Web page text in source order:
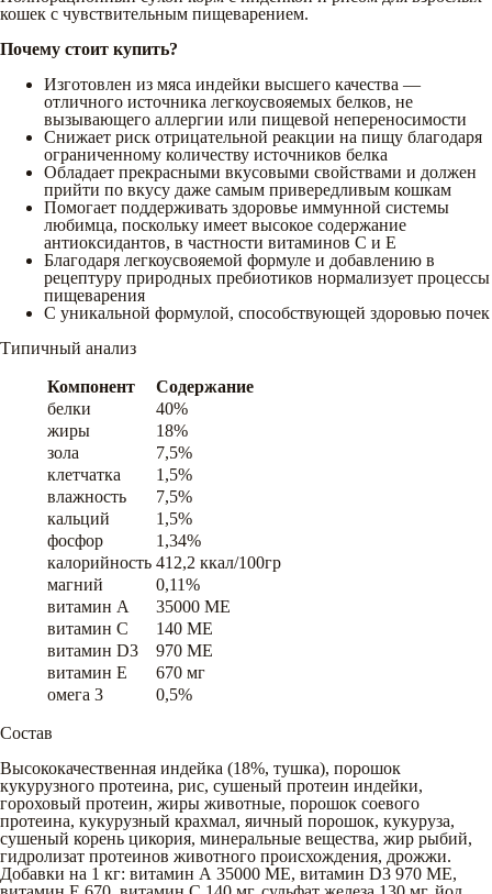
кошек с чувствительным пищеварением.
Почему стоит купить?
Изготовлен из мяса индейки высшего качества —
отличного источника легкоусвояемых белков, не
вызывающего аллергии или пищевой непереносимости
Снижает риск отрицательной реакции на пищу благодаря
ограниченному количеству источников белка
Обладает прекрасными вкусовыми свойствами и должен
прийти по вкусу даже самым привередливым кошкам
Помогает поддерживать здоровье иммунной системы
любимца, поскольку имеет высокое содержание
антиоксидантов, в частности витаминов C и E
Благодаря легкоусвояемой формуле и добавлению в
рецептуру природных пребиотиков нормализует процессы
пищеварения
С уникальной формулой, способствующей здоровью почек
Типичный анализ
Компонент
Содержание
белки
40%
жиры
18%
зола
7,5%
клетчатка
1,5%
влажность
7,5%
кальций
1,5%
фосфор
1,34%
калорийность 412,2 ккал/100гр
магний
0,11%
витамин A
35000 ME
витамин C
140 ME
витамин D3
970 ME
витамин E
670 мг
омега 3
0,5%
Состав
Высококачественная индейка (18%, тушка), порошок
кукурузного протеина, рис, сушеный протеин индейки,
гороховый протеин, жиры животные, порошок соевого
протеина, кукурузный крахмал, яичный порошок, кукуруза,
сушеный корень цикория, минеральные вещества, жир рыбий,
гидролизат протеинов животного происхождения, дрожжи.
Добавки на 1 кг: витамин А 35000 МЕ, витамин D3 970 МЕ,